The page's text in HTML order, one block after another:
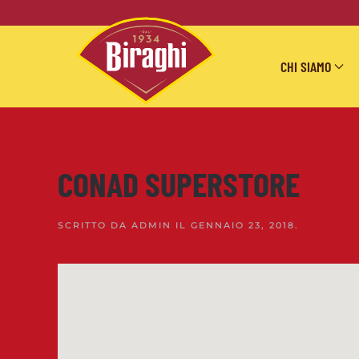
Skip to main content
CHI SIAMO
CONAD SUPERSTORE
SCRITTO DA ADMIN IL GENNAIO 23, 2018.